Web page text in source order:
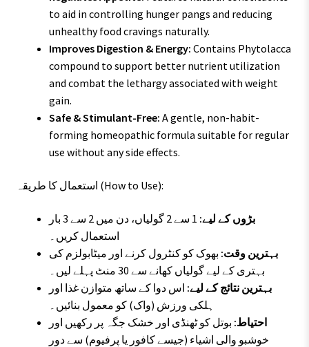
to aid in controlling hunger pangs and reducing
unhealthy food cravings naturally.
Improves Digestion & Energy: Contains Phytolacca
compound to support better nutrient utilization
and combat the lethargy associated with weight
gain.
Safe & Stimulant-Free: A gentle, non-habit-
forming homeopathic formula suitable for regular
use without any side effects.
استعمال کا طریقہ (How to Use):
بڑوں کے لیے:
1 سے 2 گولیاں، دن میں 2 سے 3 بار
استعمال کریں۔
بہترین وقت: بھوک کو کنٹرول کرنے اور میٹابولزم کی
بہتری کے لیے گولیاں کھانے سے 30 منٹ پہلے لیں۔
بہترین نتائج کے لیے: اس دوا کے ساتھ متوازن غذا اور
ہلکی ورزش (واک) کو معمول بنائیں۔
احتیاط: بوتل کو ٹھنڈی اور خشک جگہ پر رکھیں اور
خوشبو والی اشیاء (جیسے کافور یا پرفیوم) سے دور